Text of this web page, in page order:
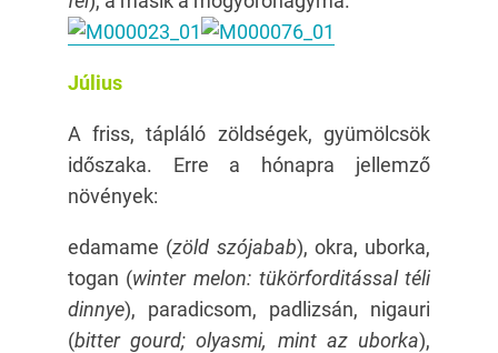
Július
A friss, tápláló zöldségek, gyümölcsök
időszaka. Erre a hónapra jellemző
növények:
edamame (zöld szójabab), okra, uborka,
togan (winter melon: tükörforditással téli
dinnye), paradicsom, padlizsán, nigauri
(bitter gourd; olyasmi, mint az uborka),